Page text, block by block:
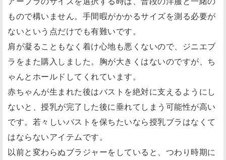
もので構いません。手間暇がかかるサイズを測る必要が
ないという点だけでも有難いです。
肩が凝ることもなく着け心地も悪くないので、ジニエブ
ラをまた購入しました。胸が大きくはないのですが、ち
ゃんとホールドしてくれています。
赤ちゃんが生まれた後はバストを絶対に支えるようにし
ないと、授乳が完了した後に垂れてしまう可能性が高い
です。若々しいバストを保ちたいなら授乳ブラはなくて
はならないアイテムです。
以前と変わらぬブラジャーをしていると、つわり時期に